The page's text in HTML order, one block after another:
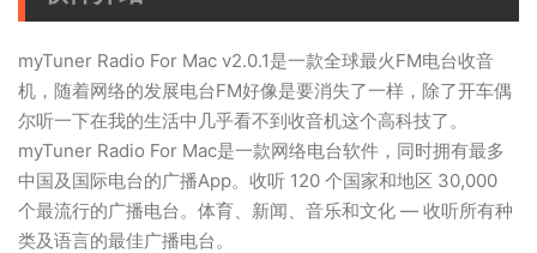
myTuner Radio For Mac v2.0.1是一款全球最火FM电台收音
机，随着网络的发展电台FM好像是要消失了一样，除了开车偶
尔听一下在我的生活中几乎看不到收音机这个高科技了。
myTuner Radio For Mac是一款网络电台软件，同时拥有最多
中国及国际电台的广播App。收听 120 个国家和地区 30,000
个最流行的广播电台。体育、新闻、音乐和文化 — 收听所有种
类及语言的最佳广播电台。